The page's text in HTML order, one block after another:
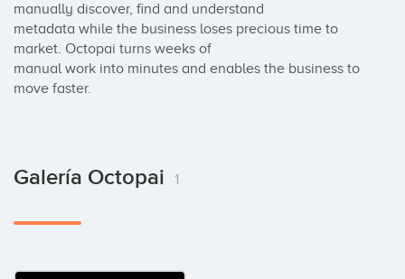
manually discover, find and understand
metadata while the business loses precious time to
market. Octopai turns weeks of
manual work into minutes and enables the business to
move faster.
Galería Octopai 1